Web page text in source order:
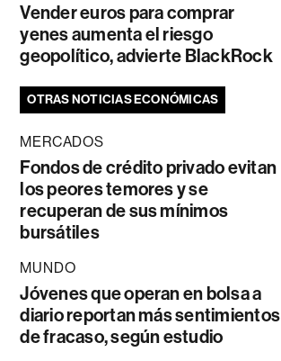
Vender euros para comprar
yenes aumenta el riesgo
geopolítico, advierte BlackRock
OTRAS NOTICIAS ECONÓMICAS
MERCADOS
Fondos de crédito privado evitan
los peores temores y se
recuperan de sus mínimos
bursátiles
MUNDO
Jóvenes que operan en bolsa a
diario reportan más sentimientos
de fracaso, según estudio